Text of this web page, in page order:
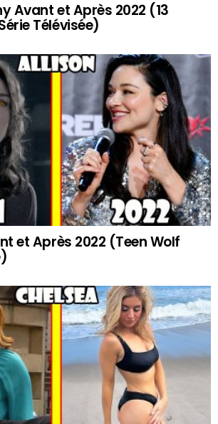
Avant et Après 2022 (13
Télévisée)
et Après 2022 (Teen Wolf